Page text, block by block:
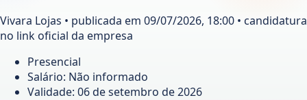
Vivara Lojas • publicada em 09/07/2026, 18:00 • candidatura
no link oficial da empresa
Presencial
Salário: Não informado
Validade: 06 de setembro de 2026